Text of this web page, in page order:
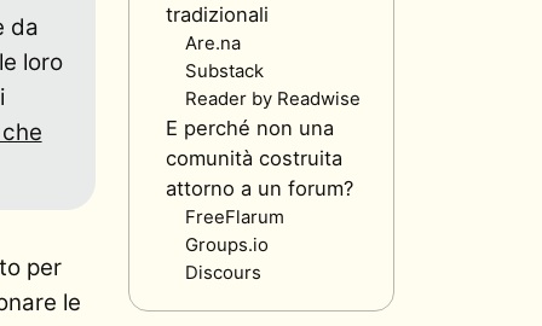
tradizionali
Are.na
Substack
Reader by Readwise
E perché non una
comunità costruita
attorno a un forum?
FreeFlarum
Groups.io
Discours
da
loro
per
le